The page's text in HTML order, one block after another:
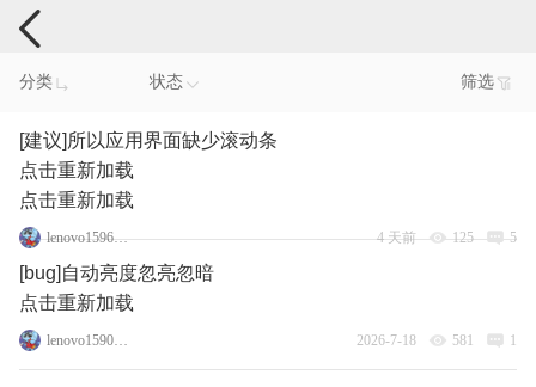
手机反馈
分类 状态 筛选
[建议]所以应用界面缺少滚动条
点击重新加载
点击重新加载
lenovo159694446 4 天前 125 5
[bug]自动亮度忽亮忽暗
点击重新加载
lenovo159087962 2026-7-18 581 1